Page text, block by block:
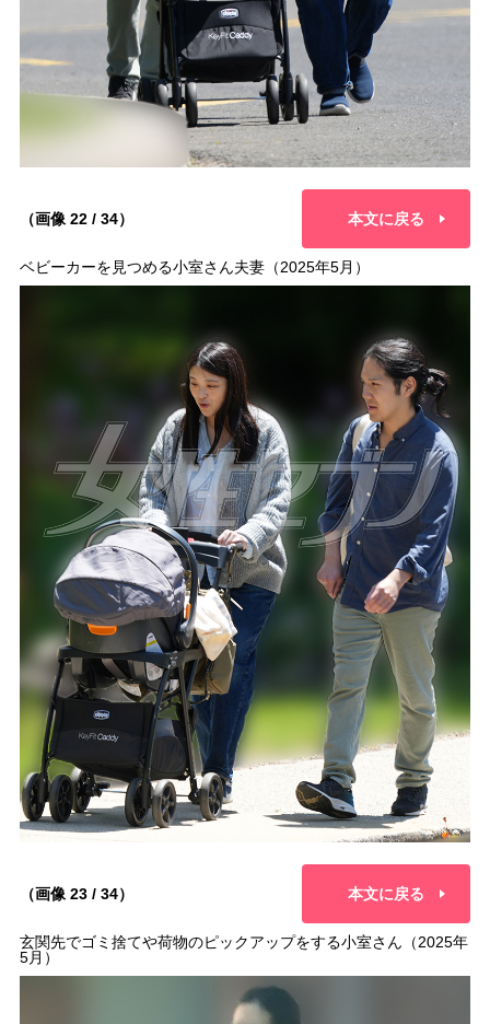
（画像 22 / 34） 本文に戻る
ベビーカーを見つめる小室さん夫妻（2025年5月）
（画像 23 / 34） 本文に戻る
玄関先でゴミ捨てや荷物のピックアップをする小室さん（2025年
5月）